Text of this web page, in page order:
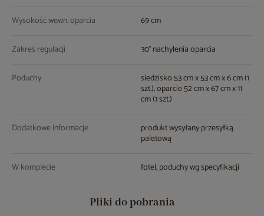
Wysokość wewn. oparcia 69 cm
Zakres regulacji 30° nachylenia oparcia
Poduchy siedzisko 53 cm x 53 cm x 6 cm (1
szt.), oparcie 52 cm x 67 cm x 11
cm (1 szt.)
Dodatkowe informacje produkt wysyłany przesyłką
paletową
W komplecie fotel, poduchy wg specyfikacji
Pliki do pobrania